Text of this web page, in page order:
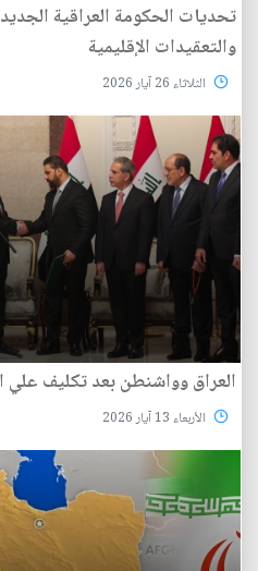
تحديات الحكومة العراقية
والتعقيدات الإقليمية
الثلاثاء 26 آيار 2026
العراق وواشنطن بعد تكليف علي
الأربعاء 13 آيار 2026